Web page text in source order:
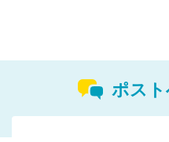
ポス